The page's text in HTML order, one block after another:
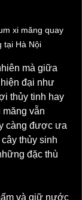
xi măng quay
tại Hà Nội
mà giữa
đại như
thủy tinh hay
vẫn
càng được ưa
thủy sinh
đặc thù
và giữ nước